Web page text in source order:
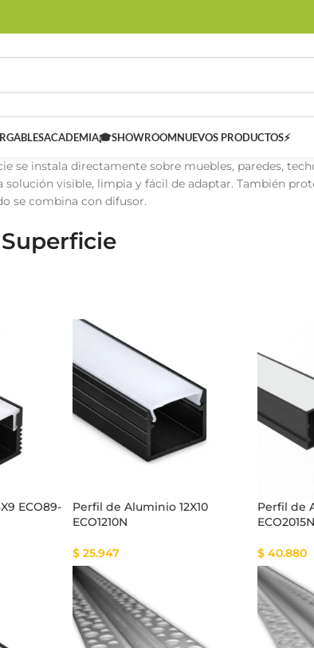
Smart Cinta Multicolor
ACADEMIA🎓SHOWROOMNUEVOS PRODUCTOS⚡
se instala directamente sobre muebles, paredes,
solución visible, limpia y fácil de adaptar. También
se combina con difusor.
ECO89-
Perfil de Aluminio 12X10
ECO1210N
$25.947
Perfil de
ECO2015N
$40.880